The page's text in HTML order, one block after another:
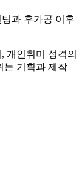
과 후가공 이후
개인취미 성격의
는 기획과 제작